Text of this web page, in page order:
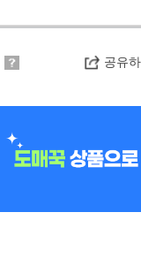
공유하